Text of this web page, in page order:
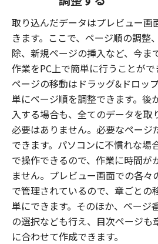
取り込んだデータはプレビュー画
きます。ここで、ページ順の調整
除、新規ページの挿入など、今ま
作業をPC上で簡単に行うことがで
ページの移動はドラッグ&ドロッ
単にページ順を調整できます。後
入する場合も、全てのデータを取
必要はありません。必要なページ
できます。パソコンに不慣れな場
で操作できるので、作業に時間が
ません。プレビュー画面での各々
で管理されているので、章ごとの
単にできます。そのほか、ページ
の選択なども行え、目次ページも
に合わせて作成できます。